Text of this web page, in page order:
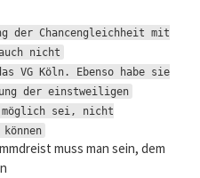
der Chancengleichheit mit
nicht
VG Köln. Ebenso habe sie
der einstweiligen
möglich sei, nicht
muss man sein, dem